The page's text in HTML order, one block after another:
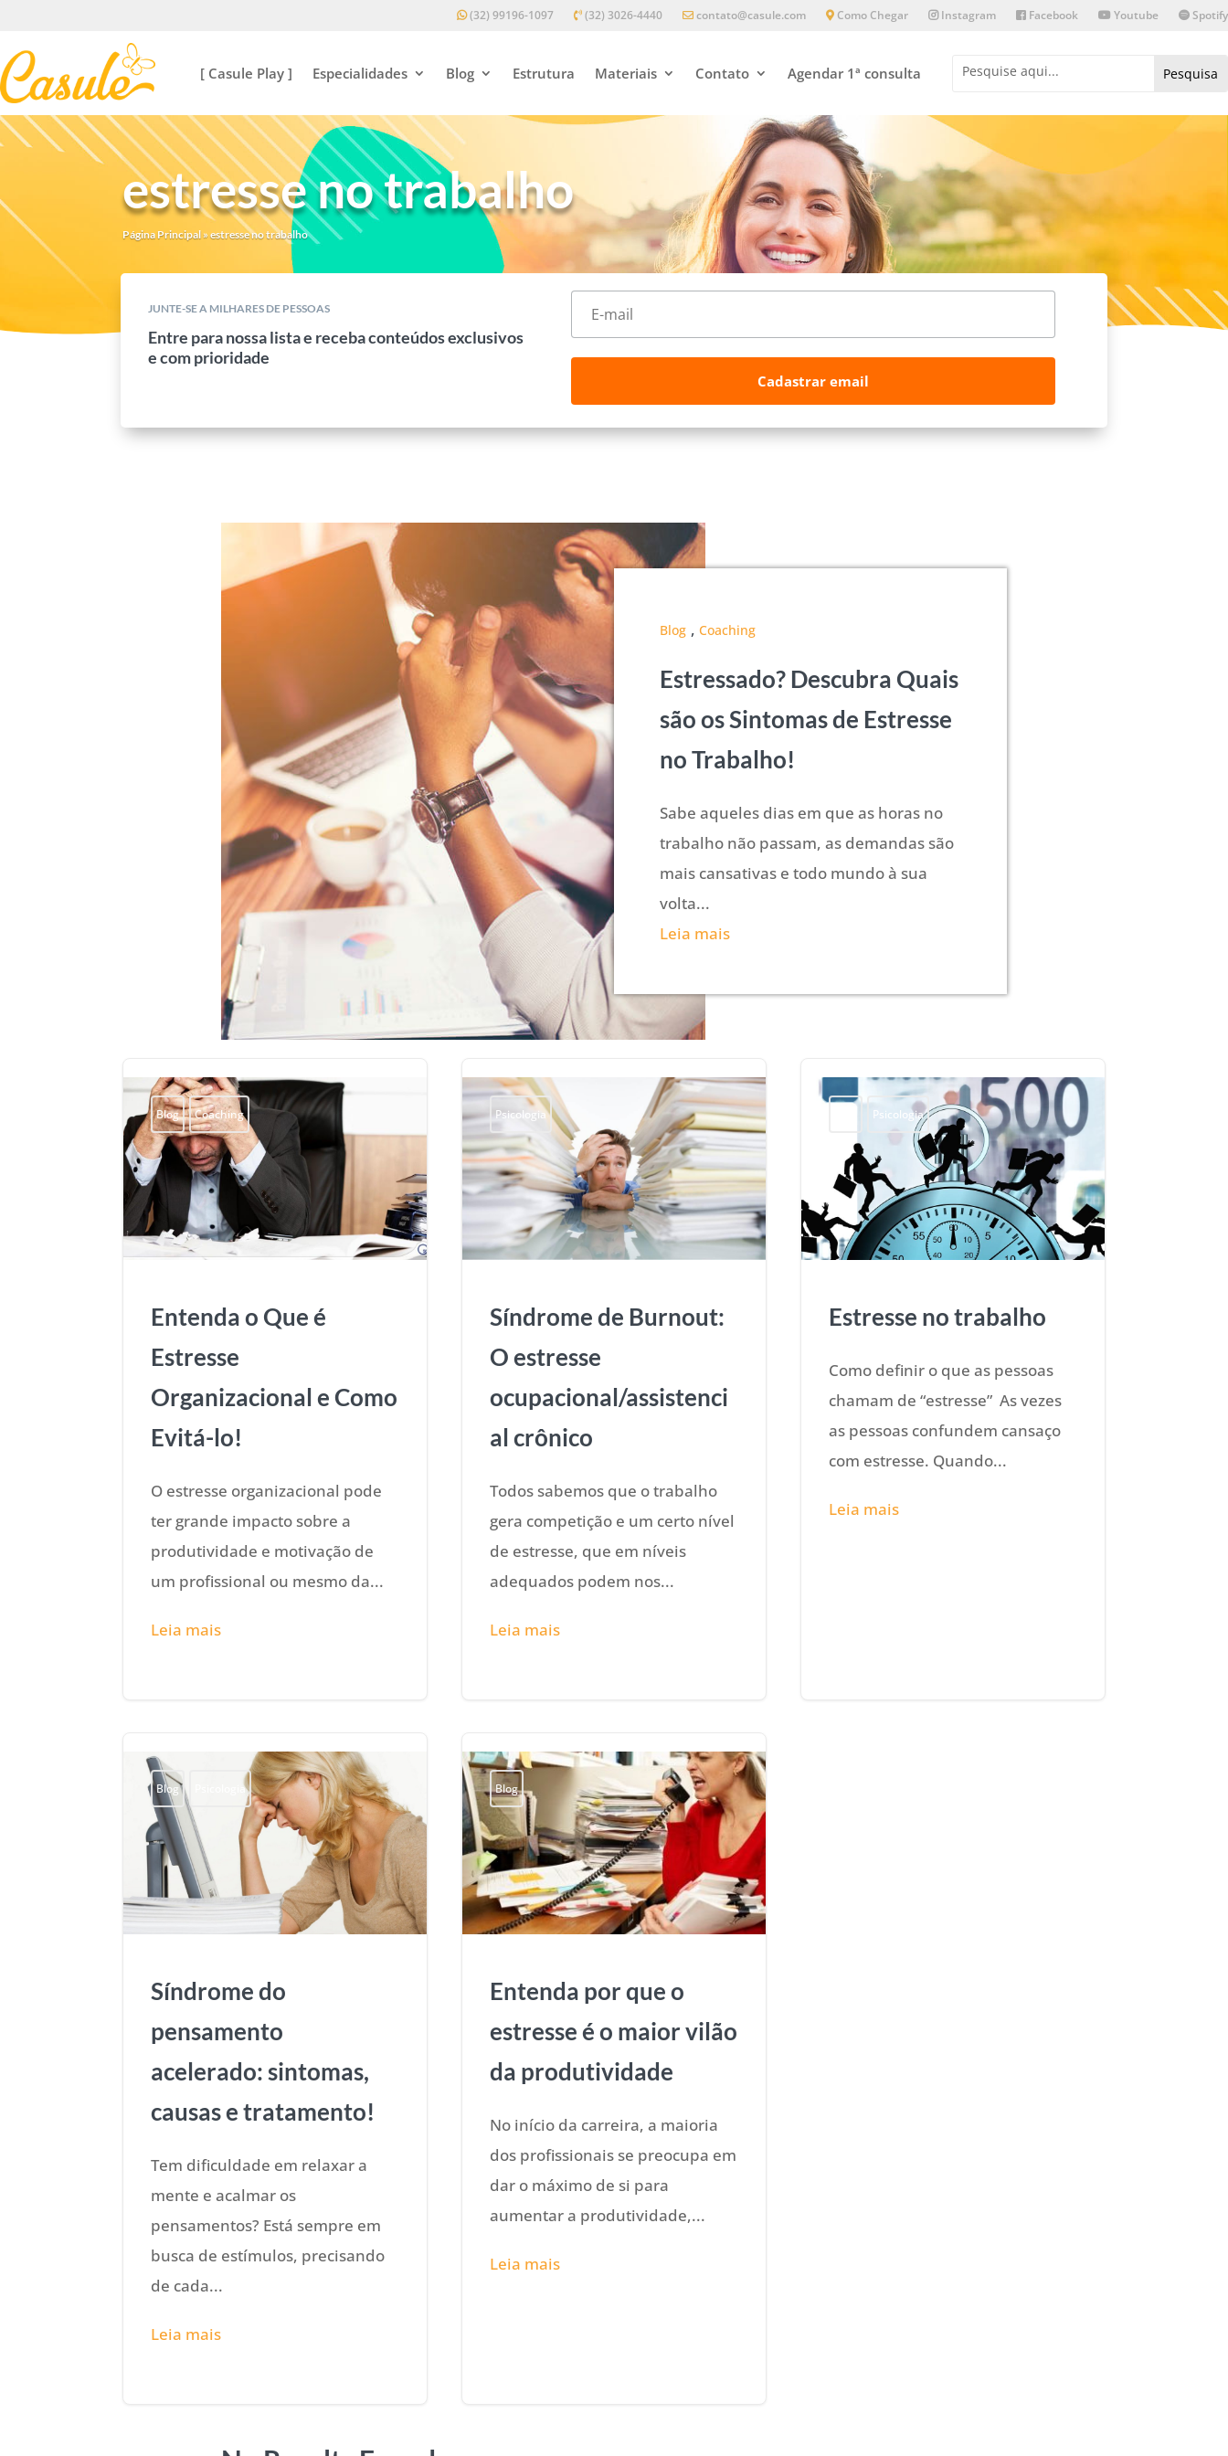
(32) 99196-1097 (32) 3026-4440 contato@casule.com Como Chegar Instagram Facebook Youtube Spotify
[ Casule Play ] Especialidades Blog Estrutura Materiais Contato Agendar 1ª consulta
estresse no trabalho
Página Principal »estresse no trabalho
JUNTE-SE A MILHARES DE PESSOAS
Entre para nossa lista e receba conteúdos exclusivos
e com prioridade
Cadastrar email
Blog , Coaching
Estressado? Descubra Quais
são os Sintomas de Estresse
no Trabalho!
Sabe aqueles dias em que as horas no
trabalho não passam, as demandas são
mais cansativas e todo mundo à sua
volta...
Leia mais
Blog Coaching
Entenda o Que é
Estresse
Organizacional e Como
Evitá-lo!
O estresse organizacional pode
ter grande impacto sobre a
produtividade e motivação de
um profissional ou mesmo da...
Leia mais
Psicologia
Síndrome de Burnout:
O estresse
ocupacional/assistenci
al crônico
Todos sabemos que o trabalho
gera competição e um certo nível
de estresse, que em níveis
adequados podem nos...
Leia mais
Psicologia
Estresse no trabalho
Como definir o que as pessoas
chamam de “estresse” As vezes
as pessoas confundem cansaço
com estresse. Quando...
Leia mais
Blog Psicologia
Síndrome do
pensamento
acelerado: sintomas,
causas e tratamento!
Tem dificuldade em relaxar a
mente e acalmar os
pensamentos? Está sempre em
busca de estímulos, precisando
de cada...
Leia mais
Blog
Entenda por que o
estresse é o maior vilão
da produtividade
No início da carreira, a maioria
dos profissionais se preocupa em
dar o máximo de si para
aumentar a produtividade,...
Leia mais